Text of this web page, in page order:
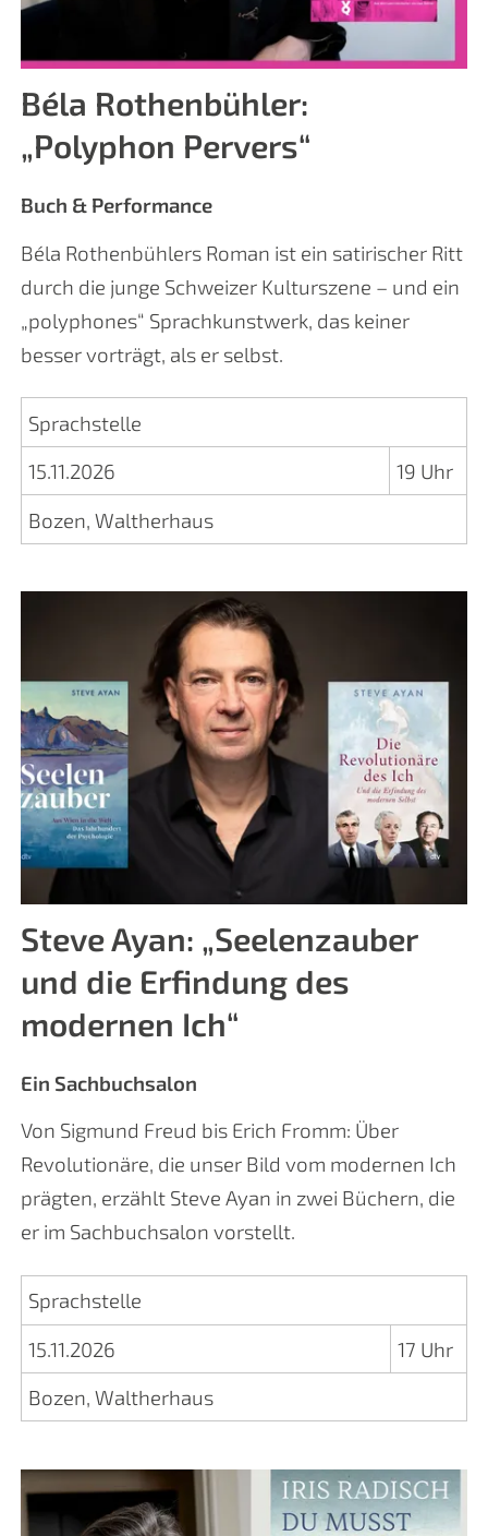
Béla Rothenbühler:
„Polyphon Pervers“
Buch & Performance
Béla Rothenbühlers Roman ist ein satirischer Ritt
durch die junge Schweizer Kulturszene – und ein
„polyphones“ Sprachkunstwerk, das keiner
besser vorträgt, als er selbst.
Sprachstelle
15.11.2026
19 Uhr
Bozen, Waltherhaus
Steve Ayan: „Seelenzauber
und die Erfindung des
modernen Ich“
Ein Sachbuchsalon
Von Sigmund Freud bis Erich Fromm: Über
Revolutionäre, die unser Bild vom modernen Ich
prägten, erzählt Steve Ayan in zwei Büchern, die
er im Sachbuchsalon vorstellt.
Sprachstelle
15.11.2026
17 Uhr
Bozen, Waltherhaus